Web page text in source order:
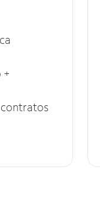
+
contratos